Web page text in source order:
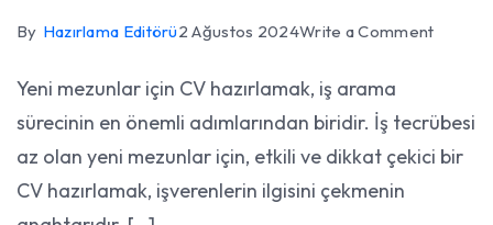
By Hazırlama Editörü2 Ağustos 2024Write a Commenton
İçin
CV
Yeni mezunlar için CV hazırlamak, iş arama
sürecinin en önemli adımlarından biridir. İş tecrübesi
az olan yeni mezunlar için, etkili ve dikkat çekici bir
CV hazırlamak, işverenlerin ilgisini çekmenin